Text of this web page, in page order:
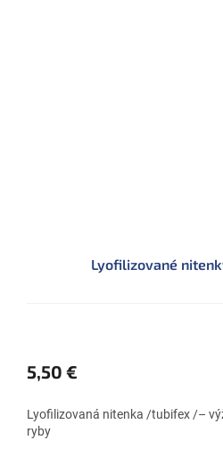
Lyofilizované
5,50 €
Lyofilizovaná nitenka /tubifex /–
ryby